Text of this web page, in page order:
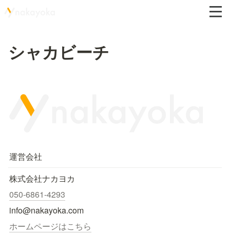
シャカビーチ
運営会社
株式会社ナカヨカ
050-6861-4293
info@nakayoka.com
ホームページはこちら